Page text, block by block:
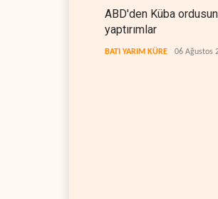
ABD'den Küba
yaptırımlar
BATI YARIM KÜRE 06 Ağustos